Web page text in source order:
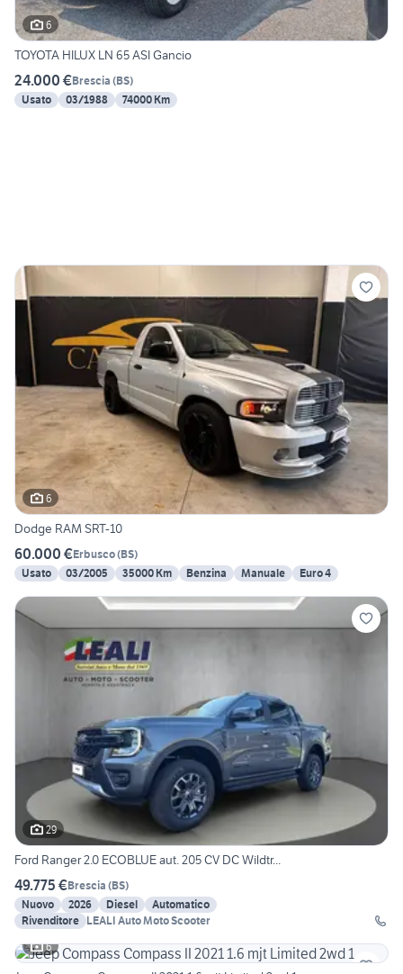
6
TOYOTA HILUX LN 65 ASI Gancio
24.000 €Brescia (BS)
Usato
03/1988 74000 Km
6
Dodge RAM SRT-10
60.000 €Erbusco(BS)
Usato
03/2005 35000 Km Benzina Manuale Euro 4
29
Ford Ranger 2.0 ECOBLUE aut. 205 CV DC Wildtr...
49.775 €Brescia (BS)
Nuovo
2026 Diesel
Automatico
Rivenditore LEALI Auto Moto Scooter
6